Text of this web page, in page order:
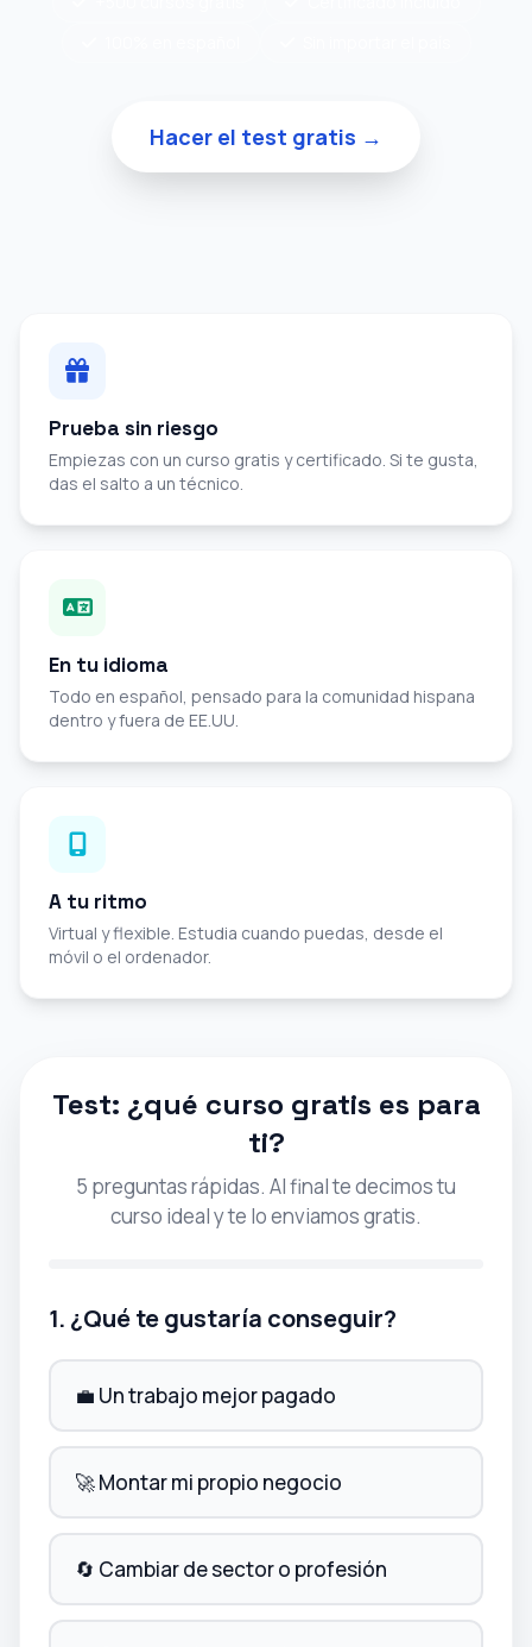
Hacer el test gratis →
Prueba sin riesgo
Empiezas con un curso gratis y certificado. Si te gusta,
das el salto a un técnico.
En tu idioma
Todo en español, pensado para la comunidad hispana
dentro y fuera de EE.UU.
A tu ritmo
Virtual y flexible. Estudia cuando puedas, desde el
móvil o el ordenador.
Test: ¿qué curso gratis es para
ti?
5 preguntas rápidas. Al final te decimos tu
curso ideal y te lo enviamos gratis.
1. ¿Qué te gustaría conseguir?
💼 Un trabajo mejor pagado
🚀 Montar mi propio negocio
🔄 Cambiar de sector o profesión